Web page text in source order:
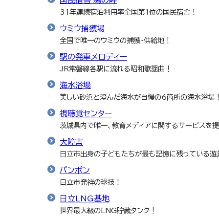
31年連続宿泊利用率全国第1位の国民宿舎！
ウミウ捕獲場
全国で唯一のウミウの捕獲・供給地！
駅の発車メロディー
JR常磐線各駅に流れる昭和歌謡曲！
海水浴場
美しい砂浜と澄んだ海水が自慢の6箇所の海水浴場！
視聴覚センター
茨城県内で唯一、教育メディアに関するサービスを
大障害
日立市出身の子どもたちが最も記憶に残っている遊
パンポン
日立市発祥の球技！
日立LNG基地
世界最大級のLNG貯蔵タンク！